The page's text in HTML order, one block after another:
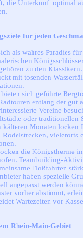
die Unterkunft optimal
für jeden
als wahres Paradies
zu den
mit tosenden
sich geführte
entlang der gut
Vereine
oder traditionellen
kälteren Monaten locken
vielerorts
die Königstherme
Teambuilding-
Floßfahrten
haben spezielle
angepasst werden
vorher abstimmt,
Wartezeiten vor
Rhein-Main-Gebiet